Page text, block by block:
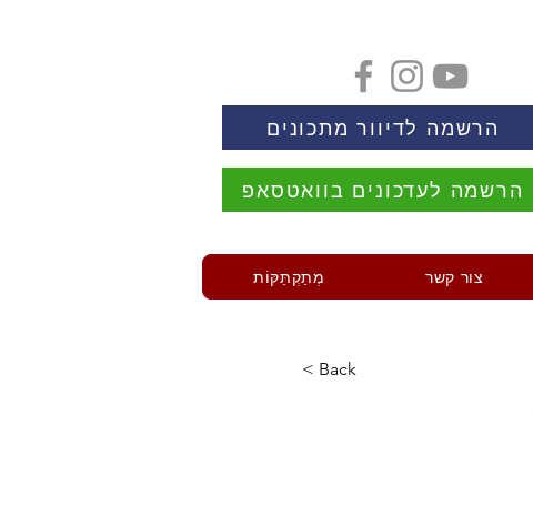
הרשמה לדיוור מתכונים
הרשמה לעדכונים בוואטסאפ
צור קשר מְתַקְתַּקּוֹת
< Back